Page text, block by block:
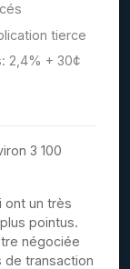
tierce
2,4% + 30¢
3 100
ont un très
pointus.
négociée
de transaction